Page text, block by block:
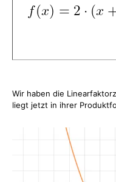
Wir haben die
liegt jetzt in ihrer